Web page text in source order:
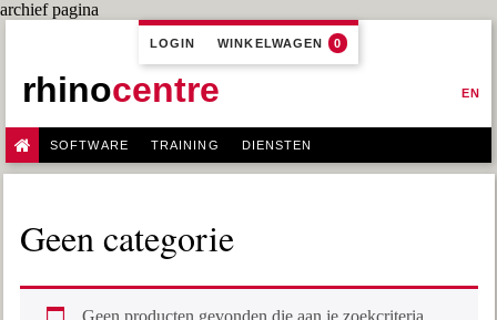
archief pagina
LOGIN WINKELWAGEN 0
EN
rhinocentre
SOFTWARE TRAINING DIENSTEN
Geen categorie
Geen producten gevonden die aan je zoekcriteria